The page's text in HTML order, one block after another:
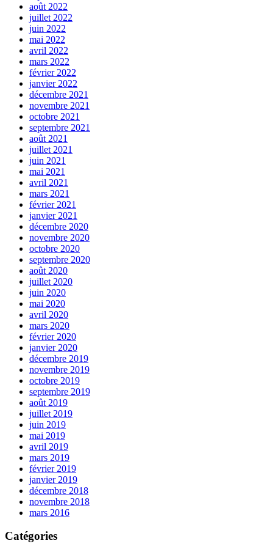
août 2022
juillet 2022
juin 2022
mai 2022
avril 2022
mars 2022
février 2022
janvier 2022
décembre 2021
novembre 2021
octobre 2021
septembre 2021
août 2021
juillet 2021
juin 2021
mai 2021
avril 2021
mars 2021
février 2021
janvier 2021
décembre 2020
novembre 2020
octobre 2020
septembre 2020
août 2020
juillet 2020
juin 2020
mai 2020
avril 2020
mars 2020
février 2020
janvier 2020
décembre 2019
novembre 2019
octobre 2019
septembre 2019
août 2019
juillet 2019
juin 2019
mai 2019
avril 2019
mars 2019
février 2019
janvier 2019
décembre 2018
novembre 2018
mars 2016
Catégories